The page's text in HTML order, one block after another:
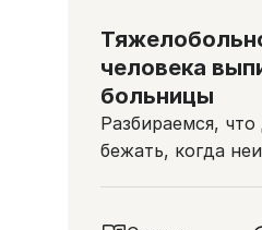
человека
больницы
Разбираемся, что
бежать, когда